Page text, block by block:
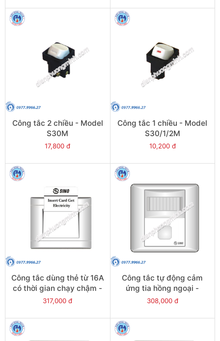
Công tắc 2 chiều - Model
S30M
17,800 đ
Công tắc 1 chiều - Model
S30/1/2M
10,200 đ
Công tắc dùng thẻ từ 16A
có thời gian chạy chậm -
Model S501
317,000 đ
Công tắc tự động cảm
ứng tia hồng ngoại -
Model S98/XIR
308,000 đ